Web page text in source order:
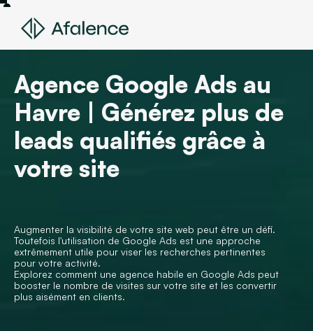
Agence Google Ads au
Havre | Générez plus de
leads qualifiés grâce à
votre site
Augmenter la visibilité de votre site web peut être un défi.
Toutefois l'utilisation de Google Ads est une approche
extrêmement utile pour viser les recherches pertinentes
pour votre activité.
Explorez comment une agence habile en Google Ads peut
booster le nombre de visites sur votre site et les convertir
plus aisément en clients.